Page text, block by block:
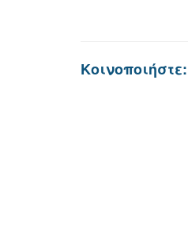
Κοινοποιήστε: